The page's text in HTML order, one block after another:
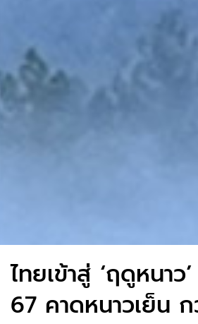
ไทยเข้าสู่ ‘ฤดูหนาว
67 คาดหนาวเย็น